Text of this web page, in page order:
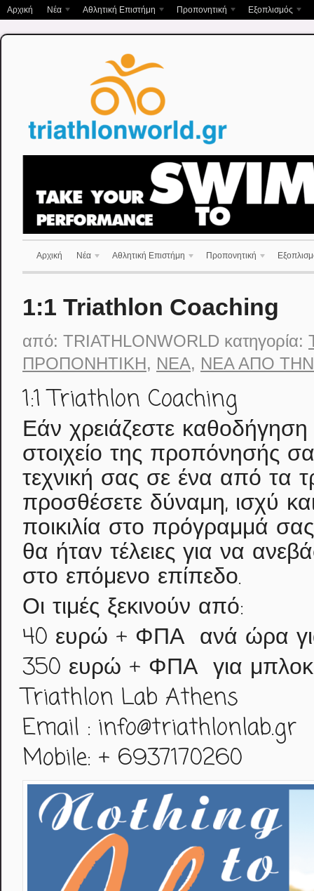
Αρχική Νέα Αθλητική Επιστήμη Προπονητική Εξοπλισμός
Αρχική Νέα Αθλητική Επιστήμη Προπονητική
1:1 Triathlon Coaching
από: TRIATHLONWORLD κατηγορία:
ΠΡΟΠΟΝΗΤΙΚΉ, ΝΈΑ, ΝΈΑ ΑΠΟ
1:1 Triathlon Coaching
Εάν χρειάζεστε
στοιχείο της προπόνησής
τεχνική σας σε ένα από τα
προσθέσετε δύναμη, ισχύ
ποικιλία στο πρόγραμμά
θα ήταν τέλειες για να
στο επόμενο επίπεδο.
Οι τιμές ξεκινούν από:
40 ευρώ + ΦΠΑ ανά ώρα
350 ευρώ + ΦΠΑ για μπλοκ
Triathlon Lab Athens
Email : info@triathlonlab.gr
Mobile: + 6937170260